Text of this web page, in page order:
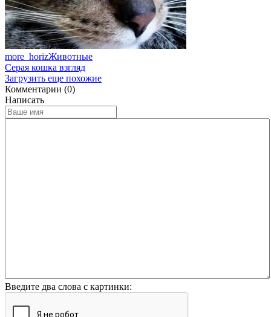
more_horizЖивотные
Серая кошка взгляд
Загрузить еще похожие
Комментарии (0)
Написать
Введите два слова с картинки: